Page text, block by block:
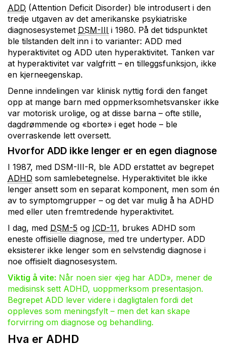
ADD (Attention Deficit Disorder) ble introdusert i den
tredje utgaven av det amerikanske psykiatriske
diagnosesystemet DSM-III i 1980. På det tidspunktet
ble tilstanden delt inn i to varianter: ADD med
hyperaktivitet og ADD uten hyperaktivitet. Tanken var
at hyperaktivitet var valgfritt – en tilleggsfunksjon, ikke
en kjerneegenskap.
Denne inndelingen var klinisk nyttig fordi den fanget
opp at mange barn med oppmerksomhetsvansker ikke
var motorisk urolige, og at disse barna – ofte stille,
dagdrømmende og «borte» i eget hode – ble
overraskende lett oversett.
Hvorfor ADD ikke lenger er en egen diagnose
I 1987, med DSM-III-R, ble ADD erstattet av begrepet
ADHD som samlebetegnelse. Hyperaktivitet ble ikke
lenger ansett som en separat komponent, men som én
av to symptomgrupper – og det var mulig å ha ADHD
med eller uten fremtredende hyperaktivitet.
I dag, med DSM-5 og ICD-11, brukes ADHD som
eneste offisielle diagnose, med tre undertyper. ADD
eksisterer ikke lenger som en selvstendig diagnose i
noe offisielt diagnosesystem.
Viktig å vite: Når noen sier «jeg har ADD», mener de
medisinsk sett ADHD, uoppmerksom presentasjon.
Begrepet ADD lever videre i dagligtalen fordi det
oppleves som meningsfylt – men det kan skape
forvirring om diagnose og behandling.
Hva er ADHD